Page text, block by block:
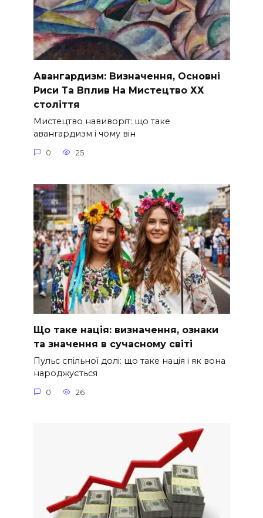
Авангардизм: Визначення, Основні
Риси Та Вплив На Мистецтво ХХ
століття
Мистецтво навиворіт: що таке
авангардизм і чому він
0 25
Що таке нація: визначення, ознаки
та значення в сучасному світі
Пульс спільної долі: що таке нація і як вона
народжується
0 26